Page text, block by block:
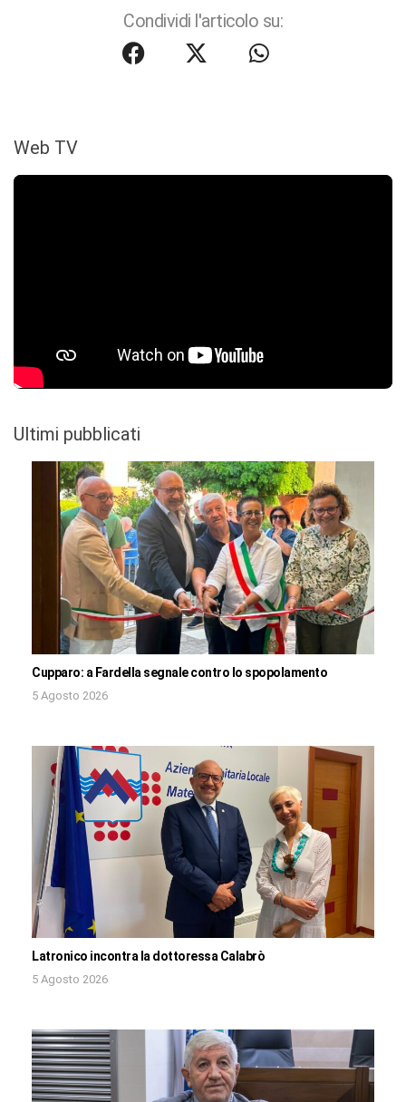
Condividi l'articolo su:
Web TV
Ultimi pubblicati
Cupparo: a Fardella segnale contro lo spopolamento
5 Agosto 2026
Latronico incontra la dottoressa Calabrò
5 Agosto 2026